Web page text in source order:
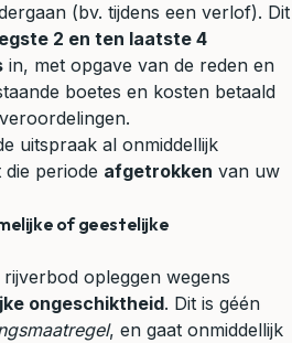
(bv. tijdens een verlof). Dit
2 en ten laatste 4
in, met opgave van de reden en
boetes en kosten betaald
uitspraak al onmiddellijk
periode afgetrokken van uw
of geestelijke
opleggen wegens
ongeschiktheid. Dit is géén
, en gaat onmiddellijk